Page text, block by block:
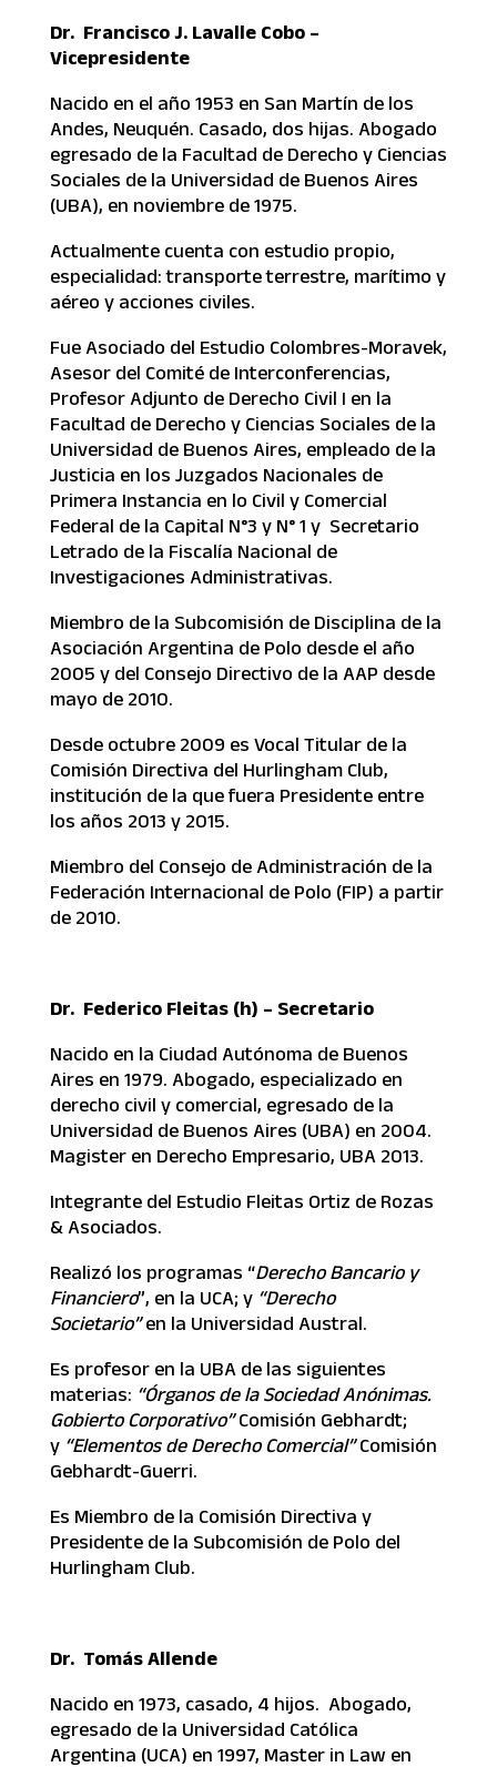
Dr. Francisco J. Lavalle Cobo –
Vicepresidente
Nacido en el año 1953 en San Martín de los
Andes, Neuquén. Casado, dos hijas. Abogado
egresado de la Facultad de Derecho y Ciencias
Sociales de la Universidad de Buenos Aires
(UBA), en noviembre de 1975.
Actualmente cuenta con estudio propio,
especialidad: transporte terrestre, marítimo y
aéreo y acciones civiles.
Fue Asociado del Estudio Colombres-Moravek,
Asesor del Comité de Interconferencias,
Profesor Adjunto de Derecho Civil I en la
Facultad de Derecho y Ciencias Sociales de la
Universidad de Buenos Aires, empleado de la
Justicia en los Juzgados Nacionales de
Primera Instancia en lo Civil y Comercial
Federal de la Capital N°3 y N° 1 y Secretario
Letrado de la Fiscalía Nacional de
Investigaciones Administrativas.
Miembro de la Subcomisión de Disciplina de la
Asociación Argentina de Polo desde el año
2005 y del Consejo Directivo de la AAP desde
mayo de 2010.
Desde octubre 2009 es Vocal Titular de la
Comisión Directiva del Hurlingham Club,
institución de la que fuera Presidente entre
los años 2013 y 2015.
Miembro del Consejo de Administración de la
Federación Internacional de Polo (FIP) a partir
de 2010.
Dr. Federico Fleitas (h) – Secretario
Nacido en la Ciudad Autónoma de Buenos
Aires en 1979. Abogado, especializado en
derecho civil y comercial, egresado de la
Universidad de Buenos Aires (UBA) en 2004.
Magister en Derecho Empresario, UBA 2013.
Integrante del Estudio Fleitas Ortiz de Rozas
& Asociados.
Realizó los programas “Derecho Bancario y
Financiero”, en la UCA; y “Derecho
Societario”en la Universidad Austral.
Es profesor en la UBA de las siguientes
materias: “Órganos de la Sociedad Anónimas.
Gobierto Corporativo”Comisión Gebhardt;
y “Elementos de Derecho Comercial”Comisión
Gebhardt-Guerri.
Es Miembro de la Comisión Directiva y
Presidente de la Subcomisión de Polo del
Hurlingham Club.
Dr. Tomás Allende
Nacido en 1973, casado, 4 hijos. Abogado,
egresado de la Universidad Católica
Argentina (UCA) en 1997, Master in Law en